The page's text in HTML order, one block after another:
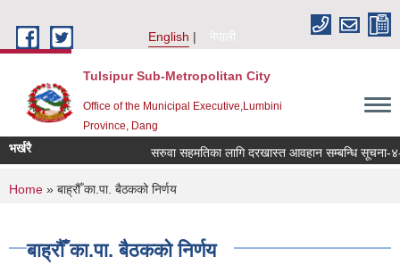
English
नेपाली
Tulsipur Sub-Metropolitan City
Office of the Municipal Executive,Lumbini
Province, Dang
भर्खरै सरुवा सहमतिका लागि दरखास्त आवहान सम्बन्धि सूचना-४-
You are here
Home » बाह्रौँ का.पा. बैठकको निर्णय
बाह्रौँ का.पा. बैठकको निर्णय